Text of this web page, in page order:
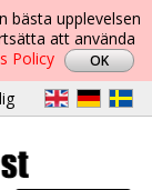
bästa upplevelsen
att använda
Policy